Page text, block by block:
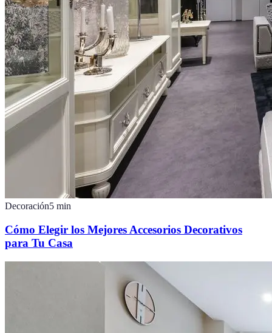
Decoración5 min
Cómo Elegir los Mejores Accesorios Decorativos
para Tu Casa